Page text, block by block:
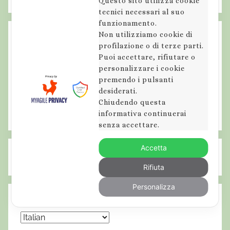
tecnici necessari al suo
funzionamento.
Non utilizziamo cookie di
profilazione o di terze parti.
Puoi accettare, rifiutare o
personalizzare i cookie
premendo i pulsanti
desiderati.
Chiudendo questa
informativa continuerai
senza accettare.
Accetta
Rifiuta
Personalizza